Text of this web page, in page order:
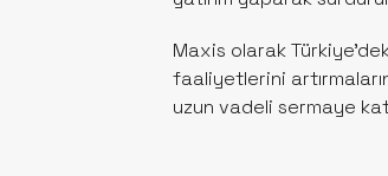
Maxis olarak
faaliyetlerini
uzun vadeli sermaye